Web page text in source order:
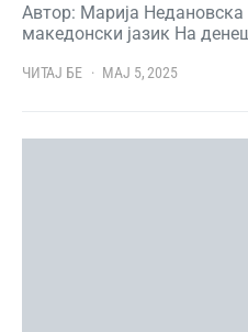
Автор: Марија
македонски јазик На
ЧИТАЈ БЕ МАЈ 5, 2025